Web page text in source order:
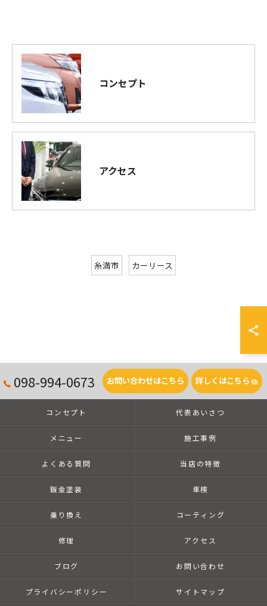
コンセプト
アクセス
糸満市 カーリース
098-994-0673 お問い合わせはこちら 詳しくはこちら
コンセプト 代表あいさつ
メニュー 施工事例
よくある質問 当店の特徴
鈑金塗装 車検
乗り換え コーティング
修理 アクセス
ブログ お問い合わせ
プライバシーポリシー サイトマップ